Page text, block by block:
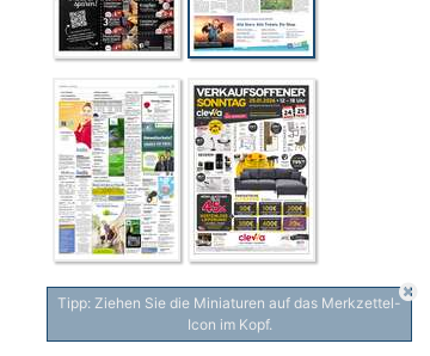
Tipp: Ziehen Sie die Miniaturen auf das Merkzettel-
Icon im Kopf.